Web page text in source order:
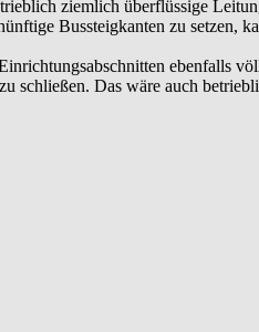
ziemlich überflüssige
Bussteigkanten zu setzen,
ebenfalls
schließen. Das wäre auch